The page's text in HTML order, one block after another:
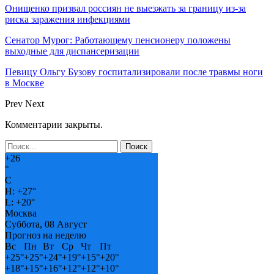
Онищенко призвал россиян не выезжать за границу из-за
риска заражения инфекциями
Сенатор Мурог: Работающему пенсионеру положены
выходные для диспансеризации
Певицу Ольгу Бузову госпитализировали после травмы ноги
в Москве
Prev Next
Комментарии закрыты.
+26
°
C
H: +27°
L: +20°
Москва
Суббота, 08 Август
Прогноз на неделю
Вс
Пн Вт Ср Чт
Пт
+25°+25°+24°+19°+15°+20°
+18°+15°+16°+12°+12°+10°